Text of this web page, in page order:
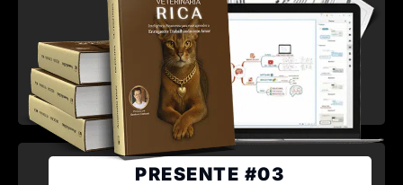
PRESENTE #03